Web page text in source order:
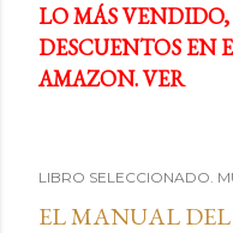
LO MÁS
DESCUENTOS EN
AMAZON. VER
LIBRO SELECCIONADO.
EL MANUAL